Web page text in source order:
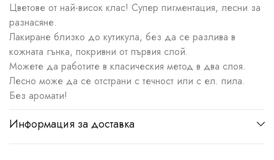
Цветове от най-висок клас! Супер пигментация, лесни за
разнасяне.
Лакиране близко до кутикула, без да се разлива в
кожната гънка, покривни от първия слой.
Можете да работите в класическия метод в два слоя.
Лесно може да се отстрани с течност или с ел. пила.
Без аромати!
Информация за доставка